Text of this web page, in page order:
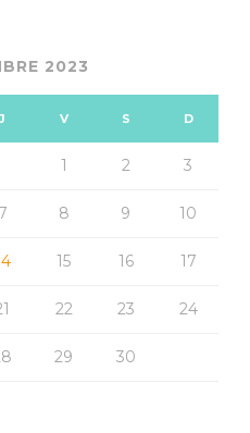
2023
J V S D
1 2 3
7 8 9 10
15 16 17
22 23 24
29
30